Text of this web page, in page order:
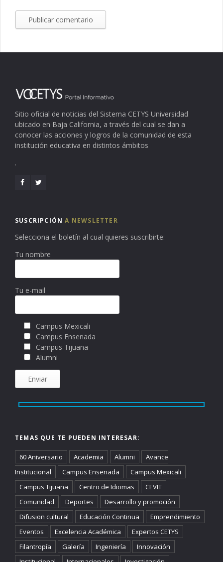
Sitio oficial de noticias del Sistema CETYS Universidad
ubicado en Baja California, a través del cual se dan a
conocer las acciones y logros de la comunidad de esta
institución educativa en distintos ámbitos
.
SUSCRIPCIÓNA NEWSLETTER
Selecciona el boletín al cual quieres suscribirte:
Tu nombre
Tu e-mail
Campus Mexicali
Campus Ensenada
Campus Tijuana
Alumni
TEMAS QUE TE PUEDEN INTERESAR:
60 Aniversario Academia Alumni
Avance
Institucional
Campus Ensenada
Campus Mexicali
Campus Tijuana
Centro de Idiomas
CEVIT
Comunidad
Deportes
Desarrollo y promoción
Difusion cultural
Educación Continua
Emprendimiento
Eventos
Excelencia Académica
Expertos CETYS
Filantropía
Galería Ingeniería
Innovación